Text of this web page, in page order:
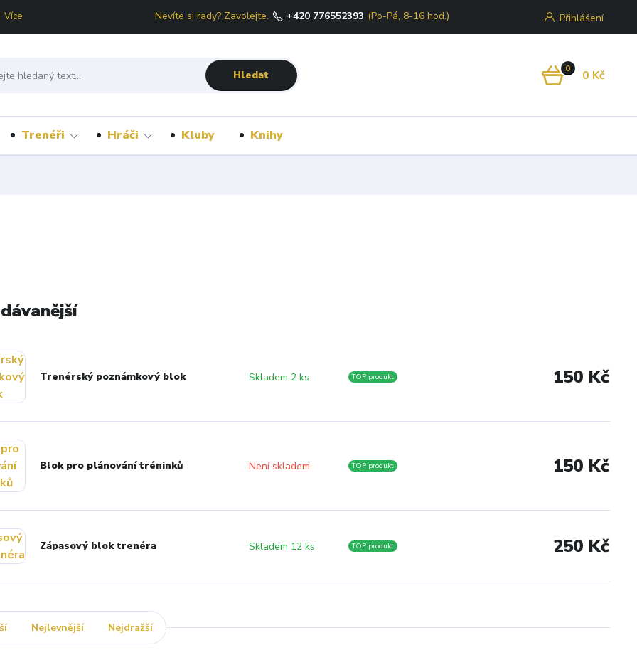
Více Přihlášení
Hledat
Nevíte si rady? Zavolejte. +420 776552393 (Po-Pá, 8-16 hod.)
0 0 Kč
Trenéři Hráči Kluby Knihy
Trenérský poznámkový blok Skladem 2 ks TOP produkt 150 Kč
Blok pro plánování tréninků Není skladem TOP produkt 150 Kč
Zápasový blok trenéra Skladem 12 ks TOP produkt 250 Kč
Nejlevnější Nejdražší